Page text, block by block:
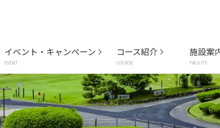
イベント・キャンペーン
EVENT
コース紹介
COURSE
施設案
FACILITY